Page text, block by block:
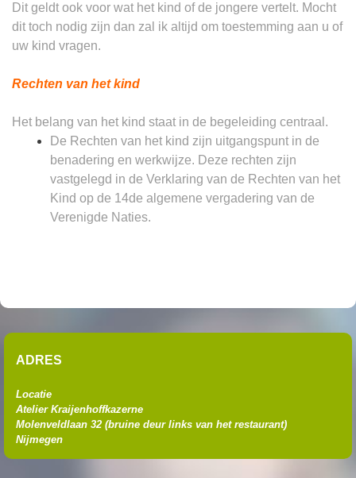
Dit geldt ook voor wat het kind of de jongere vertelt. Mocht
dit toch nodig zijn dan zal ik altijd om toestemming aan u of
uw kind vragen.
Rechten van het kind
Het belang van het kind staat in de begeleiding centraal.
De Rechten van het kind zijn uitgangspunt in de
benadering en werkwijze. Deze rechten zijn
vastgelegd in de Verklaring van de Rechten van het
Kind op de 14de algemene vergadering van de
Verenigde Naties.
ADRES
Locatie
Atelier Kraijenhoffkazerne
Molenveldlaan 32 (bruine deur links van het restaurant)
Nijmegen